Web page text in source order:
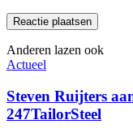
Anderen lazen ook
Actueel
Steven Ruijters
247TailorSteel